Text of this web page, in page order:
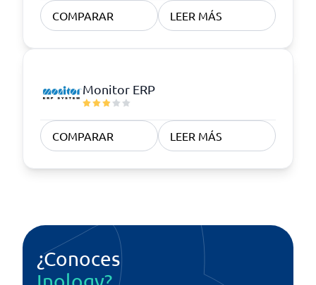
COMPARAR LEER MÁS
Monitor ERP
COMPARAR LEER MÁS
¿Conoces